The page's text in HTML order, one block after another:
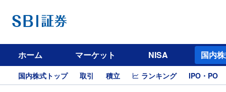
ホーム マーケット NISA 国内
国内株式トップ 取引 積立 ランキング IPO・PO